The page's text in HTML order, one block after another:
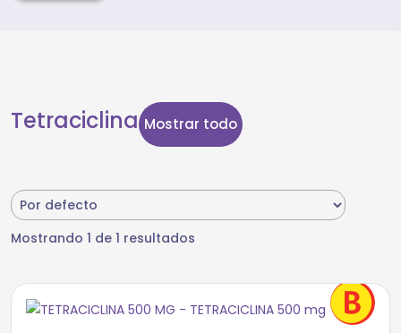
Tetraciclina Mostrar todo
Mostrando 1 de 1 resultados